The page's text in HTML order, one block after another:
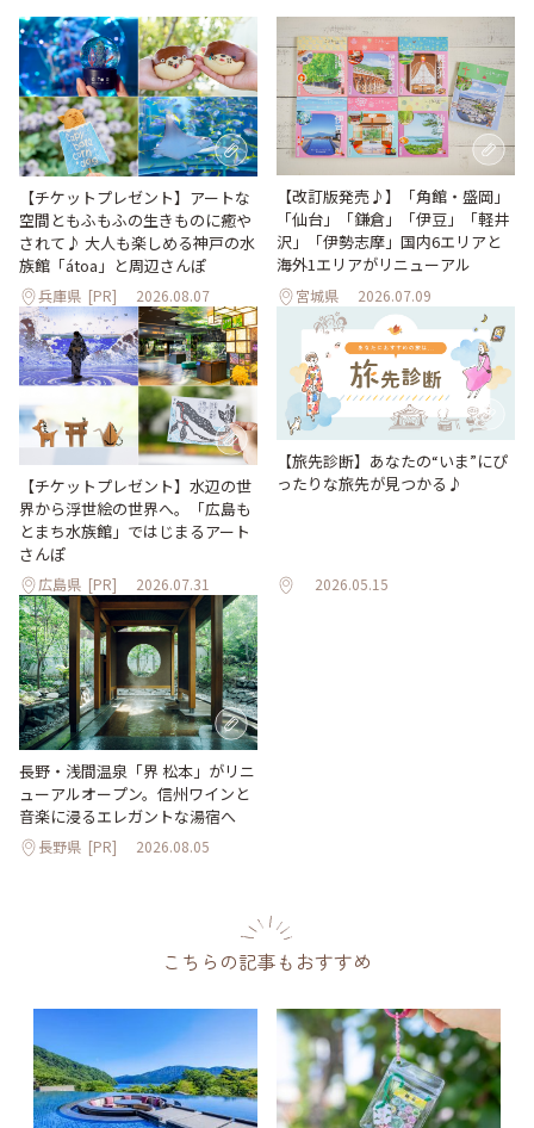
【チケットプレゼント】アートな
空間ともふもふの生きものに癒や
されて♪ 大人も楽しめる神戸の水
族館「átoa」と周辺さんぽ
兵庫県 [PR] 2026.08.07
【改訂版発売♪】「角館・盛岡」
「仙台」「鎌倉」「伊豆」「軽井
沢」「伊勢志摩」国内6エリアと
海外1エリアがリニューアル
宮城県 2026.07.09
【チケットプレゼント】水辺の世
界から浮世絵の世界へ。「広島も
とまち水族館」ではじまるアート
さんぽ
広島県 [PR] 2026.07.31
【旅先診断】あなたの“いま”にぴ
ったりな旅先が見つかる♪
2026.05.15
長野・浅間温泉「界 松本」がリニ
ューアルオープン。信州ワインと
音楽に浸るエレガントな湯宿へ
長野県 [PR] 2026.08.05
こちらの記事もおすすめ